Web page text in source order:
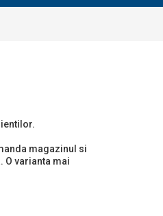
magazinul si
varianta mai